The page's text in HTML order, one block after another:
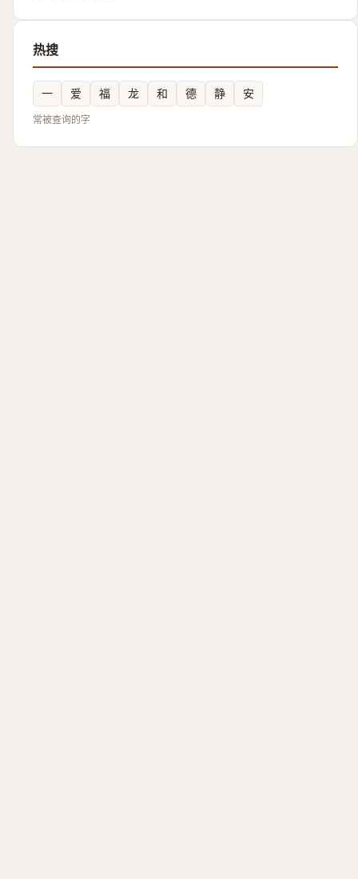
热搜
一 爱 福 龙 和 德 静 安
常被查询的字